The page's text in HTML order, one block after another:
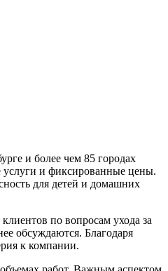
и более чем 85 городах
услуги и фиксированные цены.
для детей и домашних
по вопросам ухода за
обсуждаются. Благодаря
к компании.